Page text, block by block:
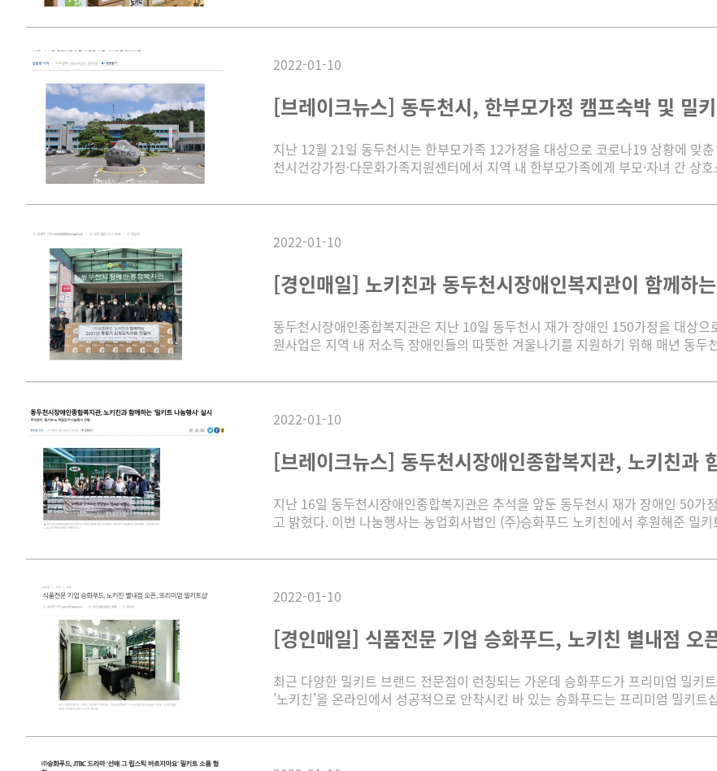
2022-01-10
[브레이크뉴스] 동두천시, 한부모가정 캠프숙박 및 밀
지난 12월 21일 동두천시는 한부모가족 12가정을 대상으로 코로나19 상황에 맞
천시건강가정·다문화가족지원센터에서 지역 내 한부모가족에게 부모·자녀 간 상
2022-01-10
[경인매일] 노키친과 동두천시장애인복지관이 함께하
동두천시장애인종합복지관은 지난 10일 동두천시 재가 장애인 150가정을 대상
원사업은 지역 내 저소득 장애인들의 따뜻한 겨울나기를 지원하기 위해 매년 동두
2022-01-10
[브레이크뉴스] 동두천시장애인종합복지관, 노키친과
지난 16일 동두천시장애인종합복지관은 추석을 앞둔 동두천시 재가 장애인 50가
고 밝혔다. 이번 나눔행사는 농업회사법인 (주)승화푸드 노키친에서 후원해준 밀
2022-01-10
[경인매일] 식품전문 기업 승화푸드, 노키친 별내점
최근 다양한 밀키트 브랜드 전문점이 런칭되는 가운데 승화푸드가 프리미엄 밀
'노키친'을 온라인에서 성공적으로 안착시킨 바 있는 승화푸드는 프리미엄 밀키트